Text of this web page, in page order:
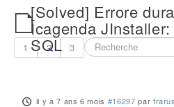
[Solved] Errore
Icagenda
SQL
1 2 3
il y a 7 ans 6 mois #16297 par